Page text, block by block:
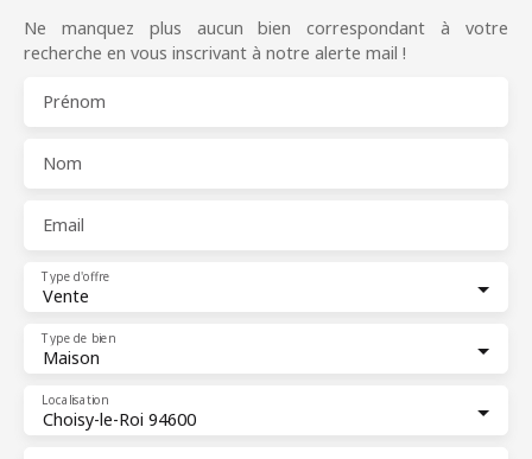
Ne manquez plus aucun bien correspondant à votre
recherche en vous inscrivant à notre alerte mail !
Prénom
Nom
Email
Vente
Type d'offre
Maison
Type de bien
Choisy-le-Roi 94600
Localisation